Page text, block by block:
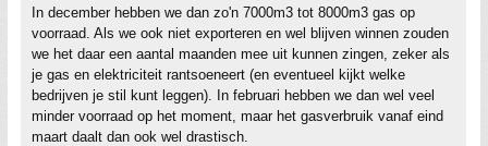
In december hebben we dan zo'n 7000m3 tot 8000m3 gas op
voorraad. Als we ook niet exporteren en wel blijven winnen zouden
we het daar een aantal maanden mee uit kunnen zingen, zeker als
je gas en elektriciteit rantsoeneert (en eventueel kijkt welke
bedrijven je stil kunt leggen). In februari hebben we dan wel veel
minder voorraad op het moment, maar het gasverbruik vanaf eind
maart daalt dan ook wel drastisch.